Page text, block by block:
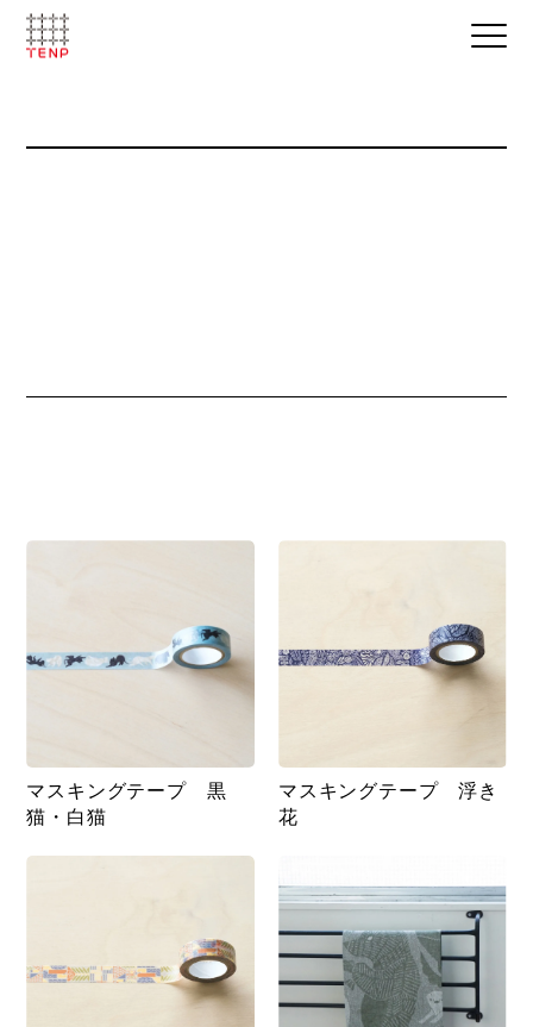
マスキングテープ 黒
猫・白猫
マスキングテープ 浮き
花